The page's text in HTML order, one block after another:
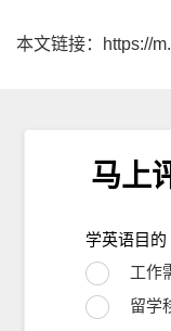
本文链接：https://
马上
学英语目的
工作
留学